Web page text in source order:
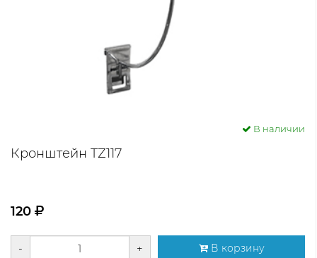
В наличии
Кронштейн TZ117
120
- + В корзину